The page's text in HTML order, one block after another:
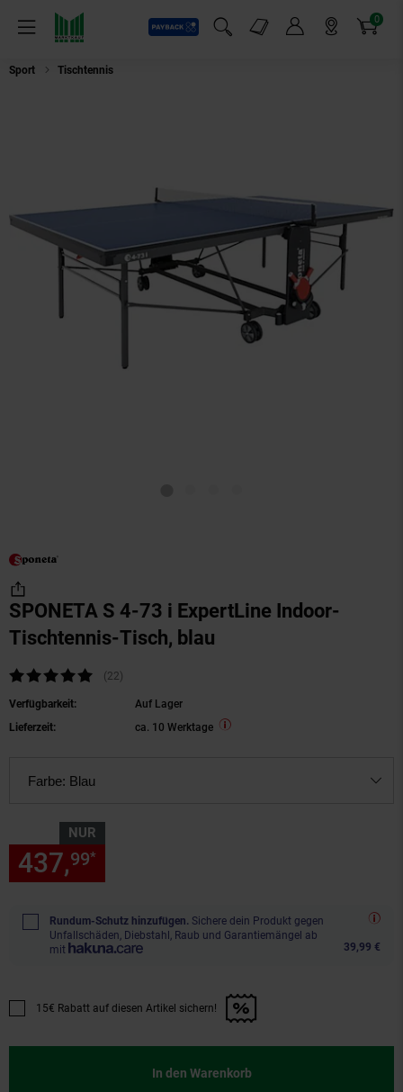
Menü
Payback
Suchfeld einblenden
Markt-Angebote 0
Artikel
Sport Tischtennis
SPONETA S 4-73 i ExpertLine Indoor-
Tischtennis-Tisch, blau
Kundenbewertung: 4,82 von 5 Sternen
(22Kundenbewertungen
)
Verfügbarkeit:
Auf Lager
Lieferzeit:
ca. 10 Werktage
Farbe: Blau
NUR
437,99*
Rundum-Schutz hinzufügen. Sichere dein Produkt gegen
Unfallschäden, Diebstahl, Raub und Garantiemängel ab
mit
39,99 €
Promotion "15€ Rabatt auf diesen Artikel sichern!" anwenden
15€ Rabatt auf diesen Artikel sichern!
In den Warenkorb